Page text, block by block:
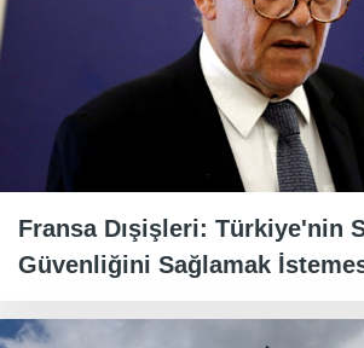
Fransa Dışişleri: Türkiye'nin
Güvenliğini Sağlamak